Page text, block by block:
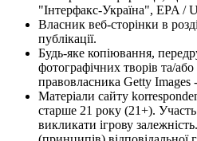
"Інтерфакс-Україна", EPA /
Власник веб-сторінки в
публікації.
Будь-яке копіювання,
фотографічних творів та/або
правовласника Getty Images
Матеріали сайту
старше 21 року (21+).
викликати ігрову